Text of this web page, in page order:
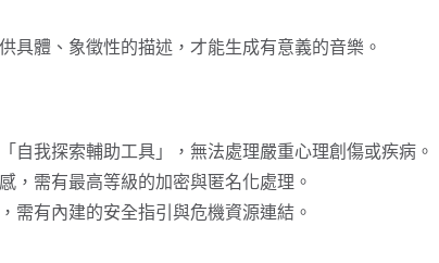
具體、象徵性的描述，才能生成有意義的音樂。
自我探索輔助工具」，無法處理嚴重心理創傷或疾病。
，需有最高等級的加密與匿名化處理。
需有內建的安全指引與危機資源連結。